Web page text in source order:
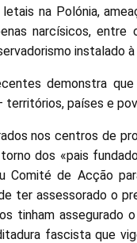
na Polónia,
narcísicos,
instalado
demonstra
territórios, países e
nos centros de
dos «pais
Comité de Acção
ter assessorado o
tinham
fascista que